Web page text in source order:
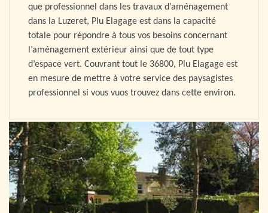
que professionnel dans les travaux d’aménagement
dans la Luzeret, Plu Elagage est dans la capacité
totale pour répondre à tous vos besoins concernant
l’aménagement extérieur ainsi que de tout type
d’espace vert. Couvrant tout le 36800, Plu Elagage est
en mesure de mettre à votre service des paysagistes
professionnel si vous vuos trouvez dans cette environ.